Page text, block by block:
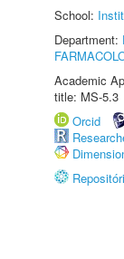
School:
Department:
Academic
title: MS-5.3
Orcid